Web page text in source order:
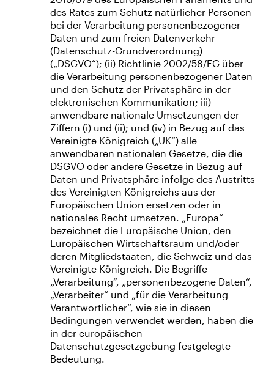
des Rates zum Schutz natürlicher Personen
bei der Verarbeitung personenbezogener
Daten und zum freien Datenverkehr
(Datenschutz-Grundverordnung)
(„DSGVO“); (ii) Richtlinie 2002/58/EG über
die Verarbeitung personenbezogener Daten
und den Schutz der Privatsphäre in der
elektronischen Kommunikation; iii)
anwendbare nationale Umsetzungen der
Ziffern (i) und (ii); und (iv) in Bezug auf das
Vereinigte Königreich („UK“) alle
anwendbaren nationalen Gesetze, die die
DSGVO oder andere Gesetze in Bezug auf
Daten und Privatsphäre infolge des Austritts
des Vereinigten Königreichs aus der
Europäischen Union ersetzen oder in
nationales Recht umsetzen. „Europa“
bezeichnet die Europäische Union, den
Europäischen Wirtschaftsraum und/oder
deren Mitgliedstaaten, die Schweiz und das
Vereinigte Königreich. Die Begriffe
„Verarbeitung“, „personenbezogene Daten“,
„Verarbeiter“ und „für die Verarbeitung
Verantwortlicher“, wie sie in diesen
Bedingungen verwendet werden, haben die
in der europäischen
Datenschutzgesetzgebung festgelegte
Bedeutung.